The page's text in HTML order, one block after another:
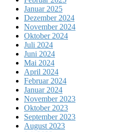
Januar 2025
Dezember 2024
November 2024
Oktober 2024
Juli 2024
Juni 2024
Mai 2024
April 2024
Februar 2024
Januar 2024
November 2023
Oktober 2023
September 2023
August 2023